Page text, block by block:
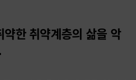
약한 취약계층의 삶을 악